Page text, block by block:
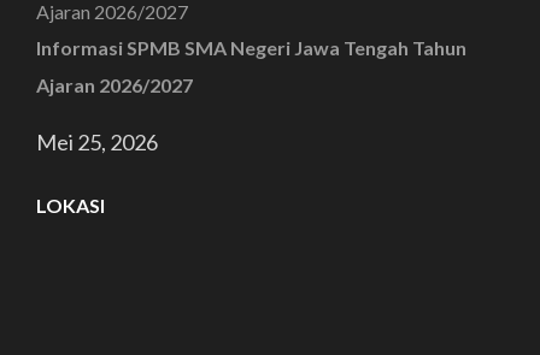
Informasi SPMB SMA Negeri Jawa Tengah Tahun
Ajaran 2026/2027
Mei 25, 2026
LOKASI